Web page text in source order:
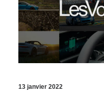
13 janvier 2022